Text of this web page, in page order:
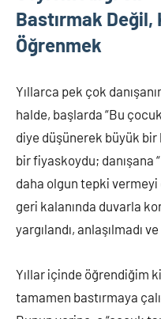
Bastırmak Değil,
Öğrenmek
Yıllarca pek çok
halde, başlarda “Bu
diye düşünerek büyük
bir fiyaskoydu; danışana
daha olgun tepki vermeyi
geri kalanında duvarla
yargılandı, anlaşılmadı
Yıllar içinde öğrendiğim
tamamen bastırmaya